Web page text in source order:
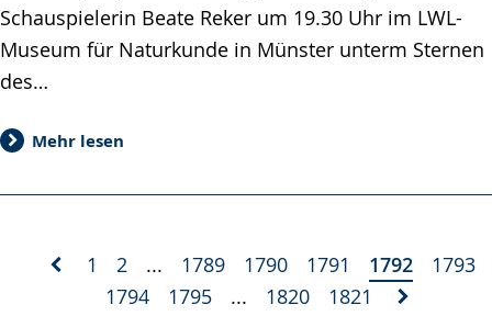
Schauspielerin Beate Reker um 19.30 Uhr im LWL-
Museum für Naturkunde in Münster unterm Sternen
des…
Mehr lesen
1 2 ... 1789 1790 1791 1792
1793
1794
1795 ... 1820 1821